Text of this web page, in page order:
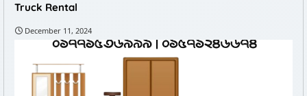
Truck Rental
December 11, 2024